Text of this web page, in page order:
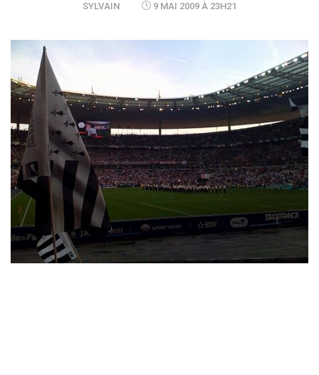
SYLVAIN 9 MAI 2009 À 23H21